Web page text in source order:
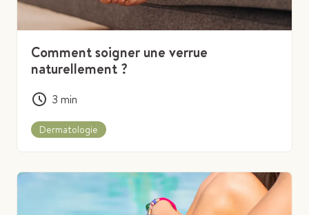
Comment soigner une verrue
naturellement ?
3 min
Dermatologie